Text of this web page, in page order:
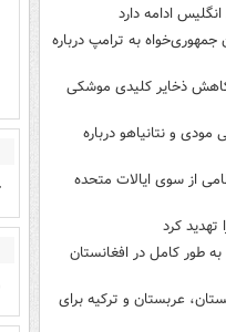
ادامه دارد
جمهوری‌خواه به ترامپ درباره
کاهش ذخایر کلیدی موشکی
و نتانیاهو درباره
از سوی ایالات متحده
کرد
طور کامل در افغانستان
عربستان و ترکیه برای